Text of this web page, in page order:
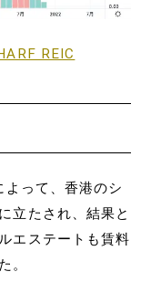
REIC
って、香港のシ
立たされ、結果と
エステートも賃料
。